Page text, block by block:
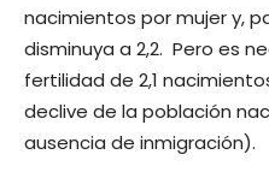
nacimientos por mujer y,
disminuya a 2,2. Pero es
fertilidad de 2,1
declive de la población
ausencia de inmigración).